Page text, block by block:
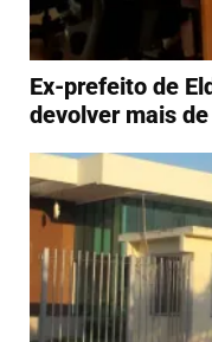
Ex-prefeito de
devolver mais